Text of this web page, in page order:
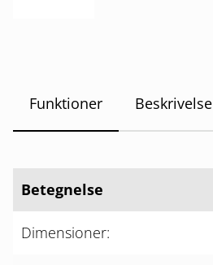
Funktioner Beskrivelse
Betegnelse
Dimensioner: